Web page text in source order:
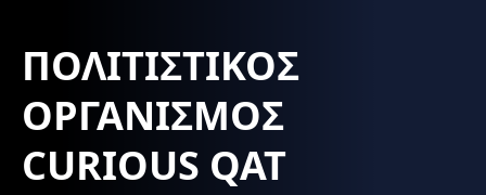
ΠΟΛΙΤΙΣΤΙΚΟΣ
ΟΡΓΑΝΙΣΜΟΣ
CURIOUS QAT